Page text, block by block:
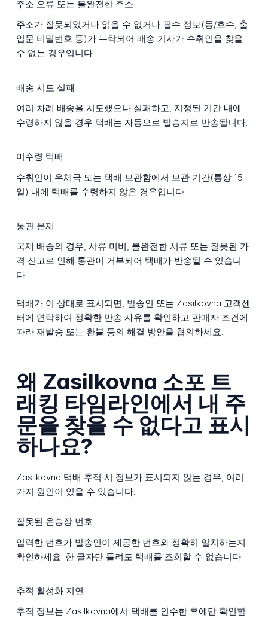
주소 오류 또는 불완전한 주소
주소가 잘못되었거나 읽을 수 없거나 필수 정보(동/호수, 출
입문 비밀번호 등)가 누락되어 배송 기사가 수취인을 찾을
수 없는 경우입니다.
배송 시도 실패
여러 차례 배송을 시도했으나 실패하고, 지정된 기간 내에
수령하지 않을 경우 택배는 자동으로 발송지로 반송됩니다.
미수령 택배
수취인이 우체국 또는 택배 보관함에서 보관 기간(통상 15
일) 내에 택배를 수령하지 않은 경우입니다.
통관 문제
국제 배송의 경우, 서류 미비, 불완전한 서류 또는 잘못된 가
격 신고로 인해 통관이 거부되어 택배가 반송될 수 있습니
다.
택배가 이 상태로 표시되면, 발송인 또는 Zasilkovna 고객센
터에 연락하여 정확한 반송 사유를 확인하고 판매자 조건에
따라 재발송 또는 환불 등의 해결 방안을 협의하세요.
왜 Zasilkovna 소포 트
래킹 타임라인에서 내 주
문을 찾을 수 없다고 표시
하나요?
Zasilkovna 택배 추적 시 정보가 표시되지 않는 경우, 여러
가지 원인이 있을 수 있습니다:
잘못된 운송장 번호
입력한 번호가 발송인이 제공한 번호와 정확히 일치하는지
확인하세요. 한 글자만 틀려도 택배를 조회할 수 없습니다.
추적 활성화 지연
추적 정보는 Zasilkovna에서 택배를 인수한 후에만 확인할